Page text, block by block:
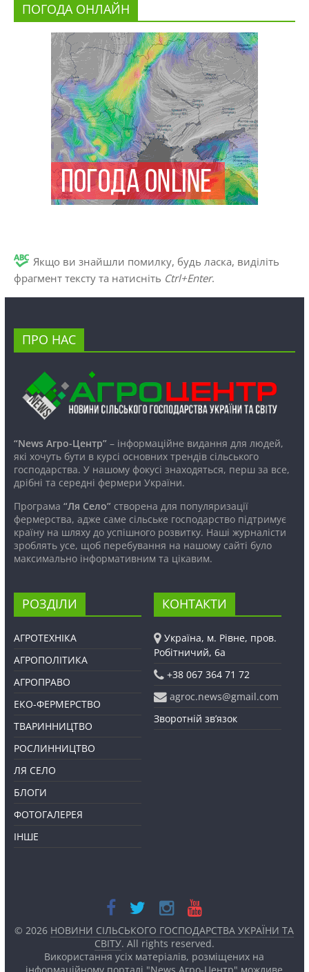
ПОГОДА ОНЛАЙН
Якщо ви знайшли помилку, будь ласка, виділіть
фрагмент тексту та натисніть Ctrl+Enter.
ПРО НАС
“News Агро-Центр”– інформаційне видання для людей,
які хочуть бути в курсі основних трендів сільського
господарства. У нашому фокусі знаходяться, перш за все,
дрібні та середні фермери України.
Програма “Ля Село”створена для популяризації
фермерства, адже саме сільське господарство підтримує
країну на шляху до успішного розвитку. Наші журналісти
зроблять усе, щоб перебування на нашому сайті було
максимально інформативним та цікавим.
РОЗДІЛИ
АГРОТЕХНІКА
АГРОПОЛІТИКА
АГРОПРАВО
ЕКО-ФЕРМЕРСТВО
ТВАРИННИЦТВО
РОСЛИННИЦТВО
ЛЯ СЕЛО
БЛОГИ
ФОТОГАЛЕРЕЯ
ІНШЕ
КОНТАКТИ
Україна, м. Рівне, пров.
Робітничий, 6а
+38 067 364 71 72
agroc.news@gmail.com
Зворотній зв’язок
© 2026 НОВИНИ СІЛЬСЬКОГО ГОСПОДАРСТВА УКРАЇНИ ТА
СВІТУ. All rights reserved.
Використання усіх матеріалів, розміщених на